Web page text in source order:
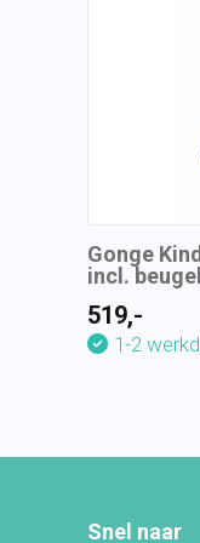
Gonge
incl. beugel
519,-
1-2
Snel naar